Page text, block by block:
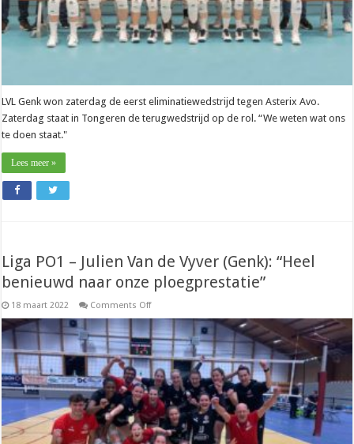
LVL Genk won zaterdag de eerst eliminatiewedstrijd tegen Asterix Avo.
Zaterdag staat in Tongeren de terugwedstrijd op de rol. “We weten wat ons
te doen staat."
Lees meer »
Liga PO1 – Julien Van de Vyver (Genk): “Heel
benieuwd naar onze ploegprestatie”
18 maart 2022 Comments Offon
–
Julien
Van
de
Vyver
(Genk):
“Heel
benieuwd
naar
onze
ploegprestatie”